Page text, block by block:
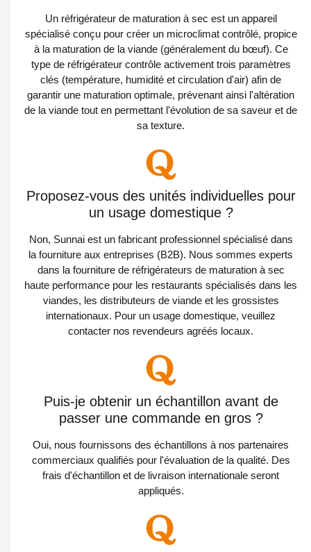
Un réfrigérateur de maturation à sec est un appareil
spécialisé conçu pour créer un microclimat contrôlé, propice
à la maturation de la viande (généralement du bœuf). Ce
type de réfrigérateur contrôle activement trois paramètres
clés (température, humidité et circulation d'air) afin de
garantir une maturation optimale, prévenant ainsi l'altération
de la viande tout en permettant l'évolution de sa saveur et de
sa texture.
Proposez-vous des unités individuelles pour
un usage domestique ?
Non, Sunnai est un fabricant professionnel spécialisé dans
la fourniture aux entreprises (B2B). Nous sommes experts
dans la fourniture de réfrigérateurs de maturation à sec
haute performance pour les restaurants spécialisés dans les
viandes, les distributeurs de viande et les grossistes
internationaux. Pour un usage domestique, veuillez
contacter nos revendeurs agréés locaux.
Puis-je obtenir un échantillon avant de
passer une commande en gros ?
Oui, nous fournissons des échantillons à nos partenaires
commerciaux qualifiés pour l'évaluation de la qualité. Des
frais d'échantillon et de livraison internationale seront
appliqués.